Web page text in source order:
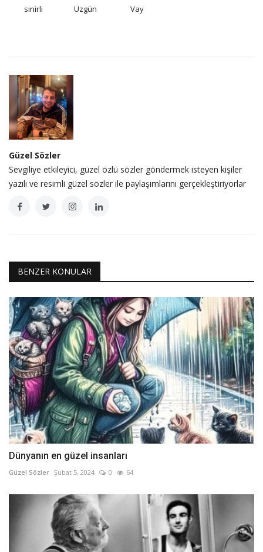
sinirli Üzgün Vay
Güzel Sözler
Sevgiliye etkileyici, güzel özlü sözler göndermek isteyen kişiler
yazılı ve resimli güzel sözler ile paylaşımlarını gerçekleştiriyorlar
BENZER KONULAR
Dünyanın en güzel insanları
Güzel Sözler Şubat 5, 2024 0 64